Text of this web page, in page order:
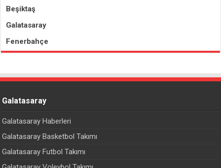
Beşiktaş
Galatasaray
Fenerbahçe
Galatasaray
Galatasaray Haberleri
Galatasaray Basketbol Takımı
Galatasaray Futbol Takımı